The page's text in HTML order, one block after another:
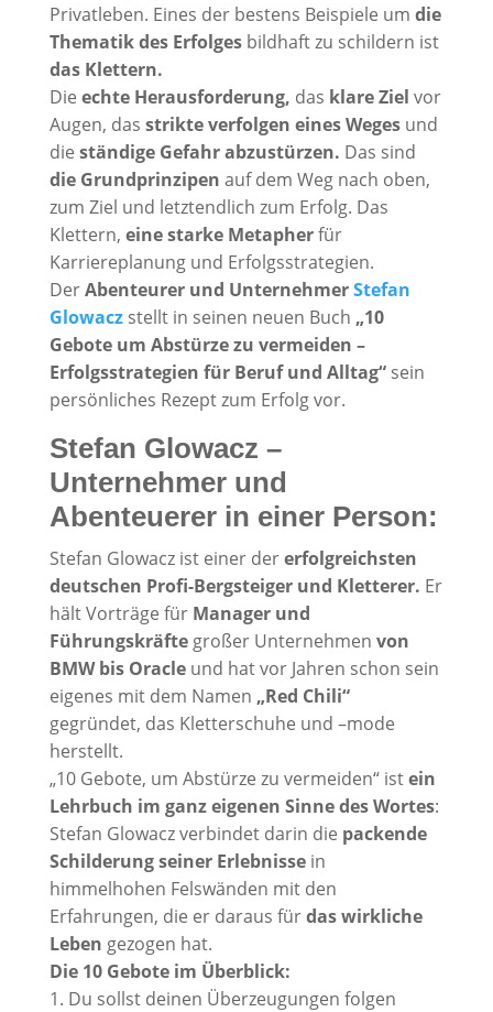
Privatleben. Eines der bestens Beispiele um die
Thematik des Erfolgesbildhaft zu schildern ist
das Klettern.
Die echte Herausforderung, das klare Ziel vor
Augen, das strikte verfolgen eines Wegesund
die ständige Gefahr abzustürzen. Das sind
die Grundprinzipen auf dem Weg nach oben,
zum Ziel und letztendlich zum Erfolg. Das
Klettern, eine starke Metapherfür
Karriereplanung und Erfolgsstrategien.
DerAbenteurer und UnternehmerStefan
Glowaczstellt in seinen neuen Buch „10
Gebote um Abstürze zu vermeiden –
Erfolgsstrategien für Beruf und Alltag“sein
persönliches Rezept zum Erfolg vor.
Stefan Glowacz –
Unternehmer und
Abenteuerer in einer Person:
Stefan Glowacz ist einer dererfolgreichsten
deutschen Profi-Bergsteiger und Kletterer. Er
hält Vorträge für Manager und
Führungskräftegroßer Unternehmen von
BMW bis Oracleund hat vor Jahren schon sein
eigenes mit dem Namen „Red Chili“
gegründet, das Kletterschuhe und –mode
herstellt.
„10 Gebote, um Abstürze zu vermeiden“ istein
Lehrbuch im ganz eigenen Sinne des Wortes:
Stefan Glowacz verbindet darin die packende
Schilderung seiner Erlebnissein
himmelhohen Felswänden mit den
Erfahrungen, die er daraus fürdas wirkliche
Leben gezogen hat.
Die 10 Gebote im Überblick:
1. Du sollst deinen Überzeugungen folgen